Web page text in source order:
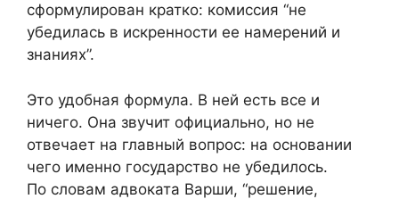
сформулирован кратко: комиссия “не
убедилась в искренности ее намерений и
знаниях”.
Это удобная формула. В ней есть все и
ничего. Она звучит официально, но не
отвечает на главный вопрос: на основании
чего именно государство не убедилось.
По словам адвоката Варши, “решение,